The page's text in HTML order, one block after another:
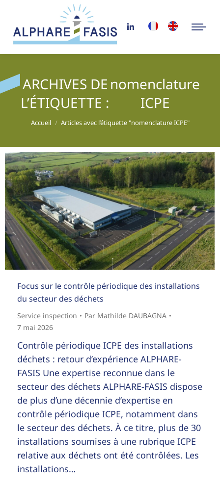
ARCHIVES DE
L’ÉTIQUETTE :
nomenclature
ICPE
Vous êtes ici :
Accueil Articles avec l’étiquette "nomenclature ICPE"
Focus sur le contrôle périodique des installations
du secteur des déchets
Service inspection Par Mathilde DAUBAGNA
7 mai 2026
Contrôle périodique ICPE des installations
déchets : retour d’expérience ALPHARE-
FASIS Une expertise reconnue dans le
secteur des déchets ALPHARE-FASIS dispose
de plus d’une décennie d’expertise en
contrôle périodique ICPE, notamment dans
le secteur des déchets. À ce titre, plus de 30
installations soumises à une rubrique ICPE
relative aux déchets ont été contrôlées. Les
installations…